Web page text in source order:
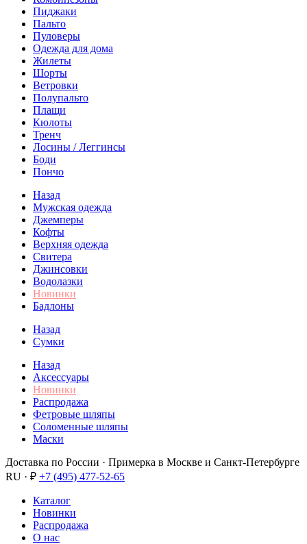
Пиджаки
Пальто
Пуловеры
Одежда для дома
Жилеты
Шорты
Ветровки
Полупальто
Плащи
Кюлоты
Тренч
Лосины / Леггинсы
Боди
Пончо
Назад
Мужская одежда
Джемперы
Кофты
Верхняя одежда
Свитера
Джинсовки
Водолазки
Новинки
Бадлоны
Назад
Сумки
Назад
Аксессуары
Новинки
Распродажа
Фетровые шляпы
Соломенные шляпы
Маски
Доставка по России · Примерка в Москве и Санкт-Петербурге
RU · ₽ +7 (495) 477-52-65
Каталог
Новинки
Распродажа
О нас